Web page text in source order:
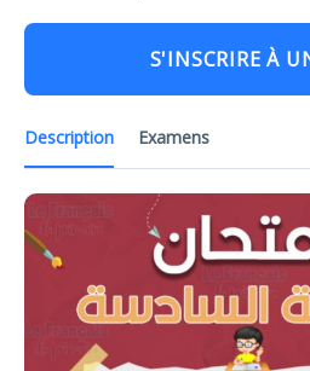
Description Examens
S'INSCRIRE À